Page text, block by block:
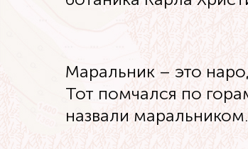
Маральник – это
Тот помчался по
назвали маральником.